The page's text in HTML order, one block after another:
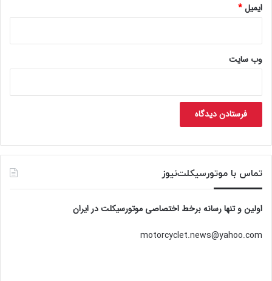
ایمیل*
وب‌ سایت
تماس با موتورسیکلت‌نیوز
اولین و تنها رسانه برخط اختصاصی موتورسیکلت در ایران
motorcyclet.news@yahoo.com